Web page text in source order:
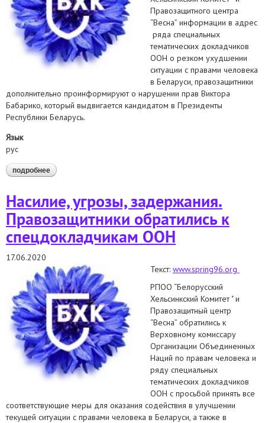
Правозащитного центра
“Весна” информации в адрес
ряда специальных
тематических докладчиков
ООН о резком ухудшении
ситуации с правами человека
в Беларуси, правозащитники
дополнительно проинформируют о нарушении прав Виктора
Бабарико, который выдвигается кандидатом в Президенты
Республики Беларусь.
Язык
рус
подробнее о правозащитники обратились к спецдокладчикам по
поводу нарушения прав виктора бабарико и
Насилие, угрозы, задержания.
Правозащитники обратились к
спецдокладчикам ООН
17.06.2020
Текст: www.spring96.org
РПОО “Белорусский
Хельсинкский Комитет " и
Правозащитный центр
“Весна” обратились к
Верховному комиссару
Организации Объединенных
Наций по правам человека и
ряду специальных
тематических докладчиков
ООН с просьбой принять все
соответствующие меры для оказания содействия в улучшении
текущей ситуации с правами человека в Беларуси, а также в